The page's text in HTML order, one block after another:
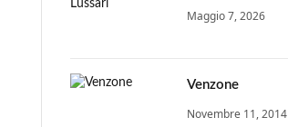
Maggio 7, 2026
Venzone
Novembre 11, 2014